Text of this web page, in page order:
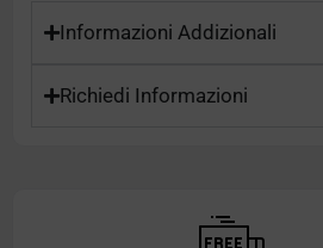
Informazioni Addizionali
Richiedi Informazioni